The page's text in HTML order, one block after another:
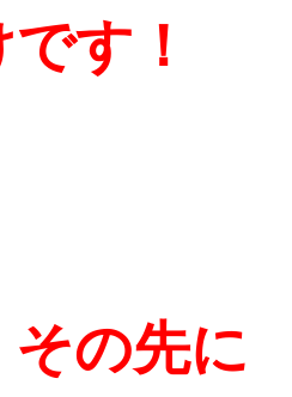
す！
の先に